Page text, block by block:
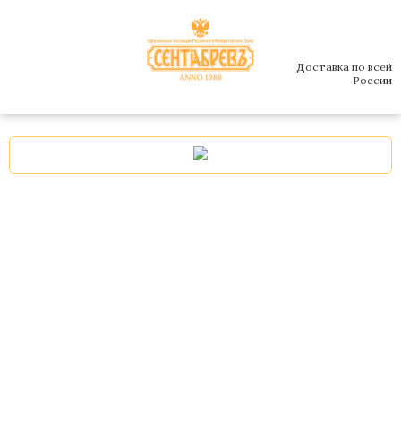
Доставка по всей
России